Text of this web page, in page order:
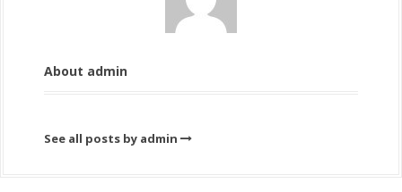
About admin
See all posts by admin